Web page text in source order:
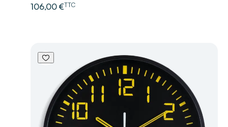
106,00 €TTC